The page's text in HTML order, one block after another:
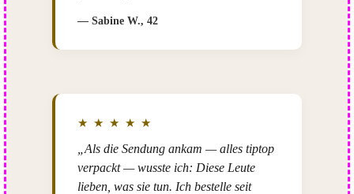
— Sabine W., 42
★ ★ ★ ★ ★
„Als die Sendung ankam — alles tiptop
verpackt — wusste ich: Diese Leute
lieben, was sie tun. Ich bestelle seit